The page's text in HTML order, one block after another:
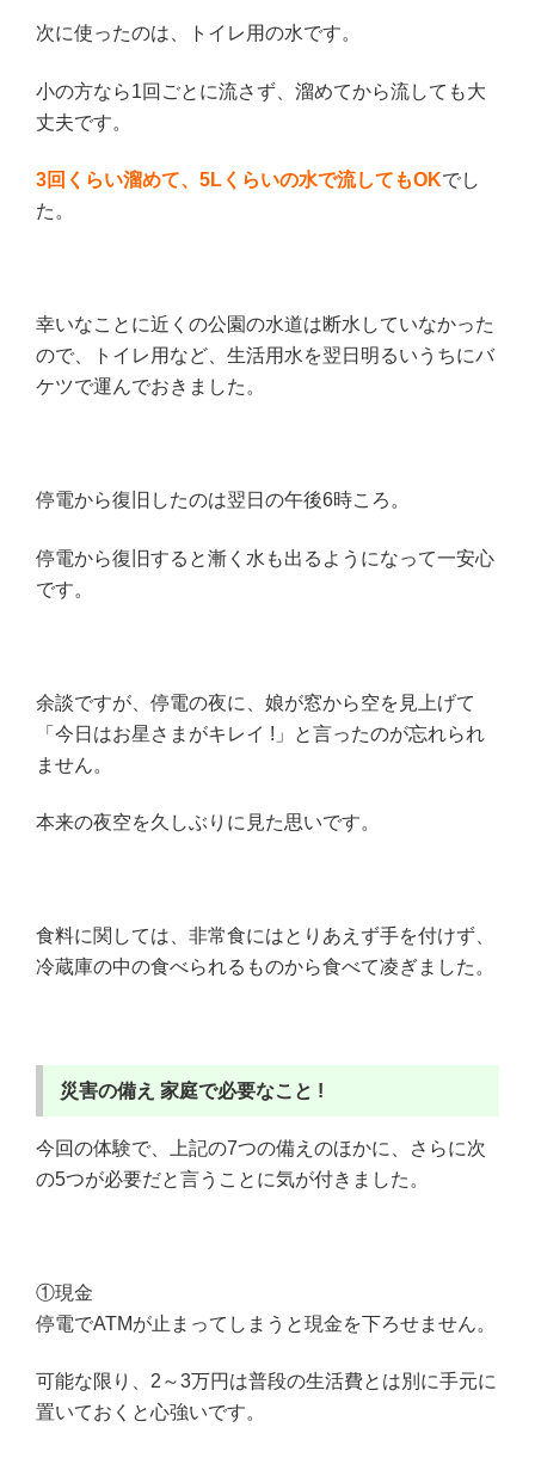
次に使ったのは、トイレ用の水です。
小の方なら1回ごとに流さず、溜めてから流しても大
丈夫です。
3回くらい溜めて、5L くらいの水で流してもOKでし
た。
幸いなことに近くの公園の水道は断水していなかった
ので、トイレ用など、生活用水を翌日明るいうちにバ
ケツで運んでおきました。
停電から復旧したのは翌日の午後6時ころ。
停電から復旧すると漸く水も出るようになって一安心
です。
余談ですが、停電の夜に、娘が窓から空を見上げて
「今日はお星さまがキレイ !」と言ったのが忘れられ
ません。
本来の夜空を久しぶりに見た思いです。
食料に関しては、非常食にはとりあえず手を付けず、
冷蔵庫の中の食べられるものから食べて凌ぎました。
災害の備え 家庭で必要なこと !
今回の体験で、上記の7つの備えのほかに、さらに次
の5つが必要だと言うことに気が付きました。
①現金
停電でATMが止まってしまうと現金を下ろせません。
可能な限り、2～3万円は普段の生活費とは別に手元に
置いておくと心強いです。